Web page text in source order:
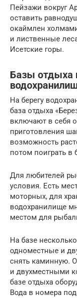
Пейзажи вокруг
оставить
окаймлен
и лиственные
Исетские горы.
Базы отдыха
На берегу
база отдыха
включают в себя
приготовления
возможность
потом поиграть в
Для любителей
условия. Есть
моторных, для
водохранилище
местом для
На базе
одноместные и
снять каминную.
и двухместными
базе отдыха
Вода в номера